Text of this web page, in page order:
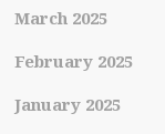
March 2025
February 2025
January 2025